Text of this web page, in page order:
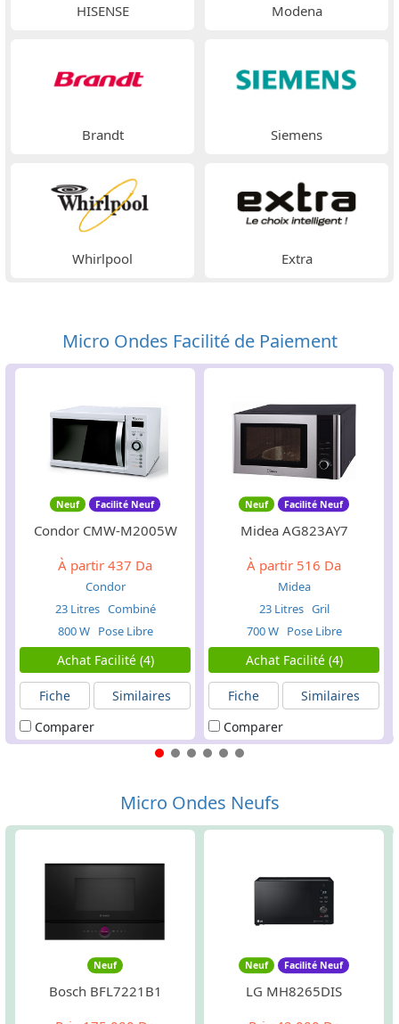
HISENSE Modena
Brandt Siemens
Whirlpool Extra
Micro Ondes Facilité de Paiement
Neuf Facilité Neuf
Condor CMW-M2005W
À partir 437 Da
Condor
23 Litres Combiné
800 W Pose Libre
Achat Facilité (4)
Fiche
Similaires
Comparer
Neuf Facilité Neuf
Midea AG823AY7
À partir 516 Da
Midea
23 Litres Gril
700 W Pose Libre
Achat Facilité (4)
Fiche
Similaires
Comparer
Micro Ondes Neufs
Neuf
Bosch BFL7221B1
Neuf Facilité Neuf
LG MH8265DIS